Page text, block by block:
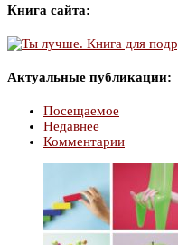
Книга сайта:
Актуальные публикации:
Посещаемое
Недавнее
Комментарии